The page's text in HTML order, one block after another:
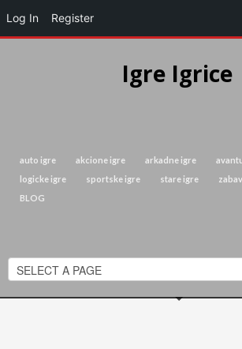
Igre Igrice
auto igre akcione igre arkadne igre
logicke igre
sportske igre stare igre
BLOG
Log In Register